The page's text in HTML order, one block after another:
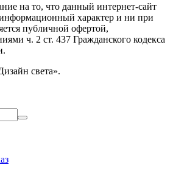
на то, что данный интернет-сайт
характер и ни при
публичной офертой,
ч. 2 ст. 437 Гражданского кодекса
света».